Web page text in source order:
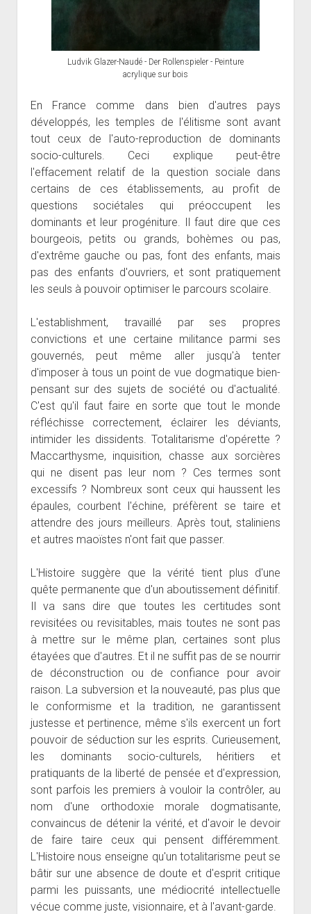
Ludvik Glazer-Naudé - Der Rollenspieler - Peinture
acrylique sur bois
En France comme dans bien d'autres pays
développés, les temples de l'élitisme sont avant
tout ceux de l'auto-reproduction de dominants
socio-culturels. Ceci explique peut-être
l'effacement relatif de la question sociale dans
certains de ces établissements, au profit de
questions sociétales qui préoccupent les
dominants et leur progéniture. Il faut dire que ces
bourgeois, petits ou grands, bohèmes ou pas,
d'extrême gauche ou pas, font des enfants, mais
pas des enfants d'ouvriers, et sont pratiquement
les seuls à pouvoir optimiser le parcours scolaire.
L'establishment, travaillé par ses propres
convictions et une certaine militance parmi ses
gouvernés, peut même aller jusqu'à tenter
d'imposer à tous un point de vue dogmatique bien-
pensant sur des sujets de société ou d'actualité.
C'est qu'il faut faire en sorte que tout le monde
réfléchisse correctement, éclairer les déviants,
intimider les dissidents. Totalitarisme d'opérette ?
Maccarthysme, inquisition, chasse aux sorcières
qui ne disent pas leur nom ? Ces termes sont
excessifs ? Nombreux sont ceux qui haussent les
épaules, courbent l'échine, préfèrent se taire et
attendre des jours meilleurs. Après tout, staliniens
et autres maoïstes n'ont fait que passer.
L'Histoire suggère que la vérité tient plus d'une
quête permanente que d'un aboutissement définitif.
Il va sans dire que toutes les certitudes sont
revisitées ou revisitables, mais toutes ne sont pas
à mettre sur le même plan, certaines sont plus
étayées que d'autres. Et il ne suffit pas de se nourrir
de déconstruction ou de confiance pour avoir
raison. La subversion et la nouveauté, pas plus que
le conformisme et la tradition, ne garantissent
justesse et pertinence, même s'ils exercent un fort
pouvoir de séduction sur les esprits. Curieusement,
les dominants socio-culturels, héritiers et
pratiquants de la liberté de pensée et d'expression,
sont parfois les premiers à vouloir la contrôler, au
nom d'une orthodoxie morale dogmatisante,
convaincus de détenir la vérité, et d'avoir le devoir
de faire taire ceux qui pensent différemment.
L'Histoire nous enseigne qu'un totalitarisme peut se
bâtir sur une absence de doute et d'esprit critique
parmi les puissants, une médiocrité intellectuelle
vécue comme juste, visionnaire, et à l'avant-garde.